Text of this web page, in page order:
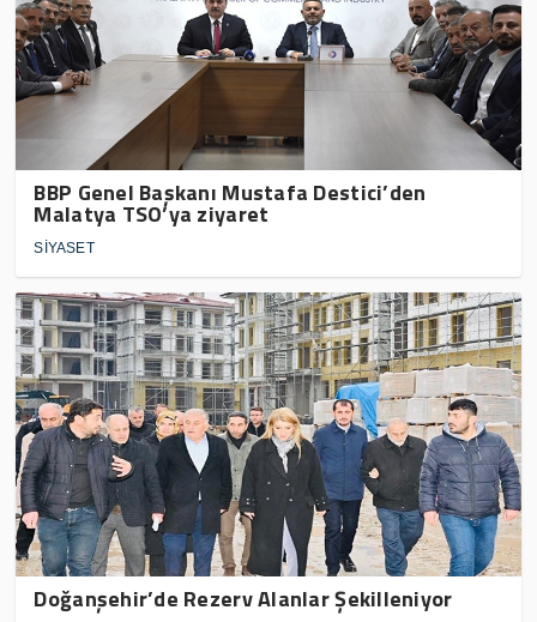
BBP Genel Başkanı Mustafa Destici’den
Malatya TSO’ya ziyaret
SİYASET
Doğanşehir’de Rezerv Alanlar Şekilleniyor